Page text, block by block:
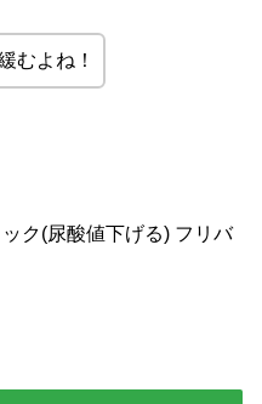
むよね！
ク(尿酸値下げる) フリバ